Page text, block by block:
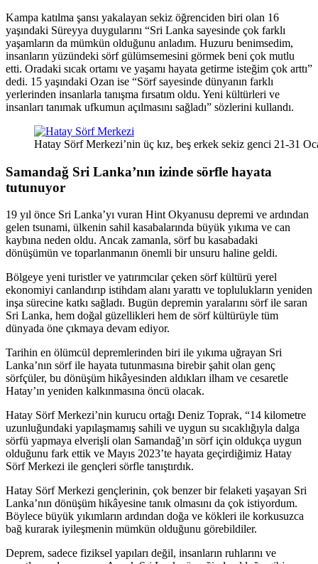
Kampa katılma şansı yakalayan sekiz öğrenciden biri olan 16
yaşındaki Süreyya duygularını “Sri Lanka sayesinde çok farklı
yaşamların da mümkün olduğunu anladım. Huzuru benimsedim,
insanların yüzündeki sörf gülümsemesini görmek beni çok mutlu
etti. Oradaki sıcak ortamı ve yaşamı hayata getirme isteğim çok arttı”
dedi. 15 yaşındaki Ozan ise “Sörf sayesinde dünyanın farklı
yerlerinden insanlarla tanışma fırsatım oldu. Yeni kültürleri ve
insanları tanımak ufkumun açılmasını sağladı” sözlerini kullandı.
Hatay Sörf Merkezi’nin üç kız, beş erkek sekiz genci 21-31
Samandağ Sri Lanka’nın izinde sörfle hayata
tutunuyor
19 yıl önce Sri Lanka’yı vuran Hint Okyanusu depremi ve ardından
gelen tsunami, ülkenin sahil kasabalarında büyük yıkıma ve can
kaybına neden oldu. Ancak zamanla, sörf bu kasabadaki
dönüşümün ve toparlanmanın önemli bir unsuru haline geldi.
Bölgeye yeni turistler ve yatırımcılar çeken sörf kültürü yerel
ekonomiyi canlandırıp istihdam alanı yarattı ve toplulukların yeniden
inşa sürecine katkı sağladı. Bugün depremin yaralarını sörf ile saran
Sri Lanka, hem doğal güzellikleri hem de sörf kültürüyle tüm
dünyada öne çıkmaya devam ediyor.
Tarihin en ölümcül depremlerinden biri ile yıkıma uğrayan Sri
Lanka’nın sörf ile hayata tutunmasına birebir şahit olan genç
sörfçüler, bu dönüşüm hikâyesinden aldıkları ilham ve cesaretle
Hatay’ın yeniden kalkınmasına öncü olacak.
Hatay Sörf Merkezi’nin kurucu ortağı Deniz Toprak, “14 kilometre
uzunluğundaki yapılaşmamış sahili ve uygun su sıcaklığıyla dalga
sörfü yapmaya elverişli olan Samandağ’ın sörf için oldukça uygun
olduğunu fark ettik ve Mayıs 2023’te hayata geçirdiğimiz Hatay
Sörf Merkezi ile gençleri sörfle tanıştırdık.
Hatay Sörf Merkezi gençlerinin, çok benzer bir felaketi yaşayan Sri
Lanka’nın dönüşüm hikâyesine tanık olmasını da çok istiyordum.
Böylece büyük yıkımların ardından doğa ve kökleri ile korkusuzca
bağ kurarak iyileşmenin mümkün olduğunu görebildiler.
Deprem, sadece fiziksel yapıları değil, insanların ruhlarını ve